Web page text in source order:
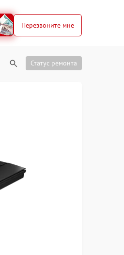
Перезвоните мне
Статус ремонта